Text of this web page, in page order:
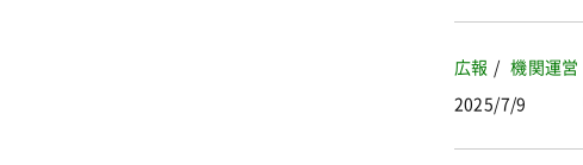
広報 機関運営
2025/7/9